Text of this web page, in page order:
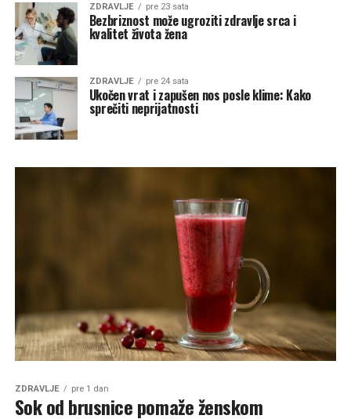
ZDRAVLJE pre 23 sata
Bezbriznost može ugroziti zdravlje srca i
kvalitet života žena
ZDRAVLJE pre 24 sata
Ukočen vrat i zapušen nos posle klime: Kako
sprečiti neprijatnosti
ZDRAVLJE pre 1 dan
Sok od brusnice pomaže ženskom